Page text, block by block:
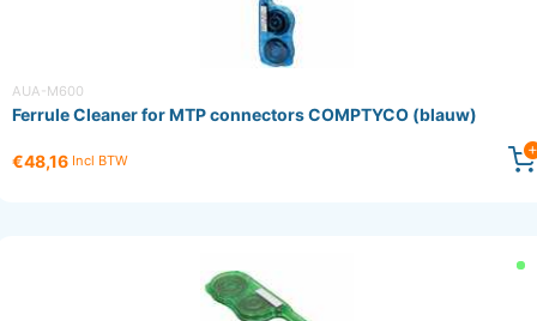
AUA-M600
Ferrule Cleaner for MTP connectors COMPTYCO (blauw)
€48,16 Incl BTW